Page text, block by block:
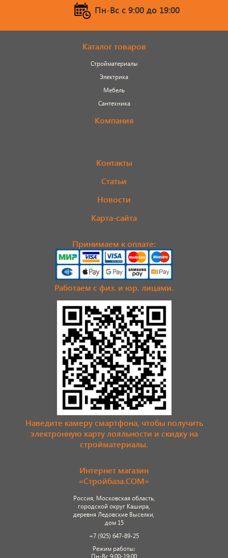
Пн-Вс c 9:00 до 19:00
Каталог товаров
Стройматериалы
Электрика
Мебель
Сантехника
Компания
Контакты
Статьи
Новости
Карта-сайта
Принимаем к оплате:
Работаем с физ. и юр. лицами.
Наведите камеру смартфона, чтобы получить
электронную карту лояльности и скидку на
стройматериалы.
Интернет магазин
«Стройбаза.COM»
Россия, Московская область,
городской округ Кашира,
деревня Ледовские Выселки,
дом 15
+7 (925) 647-89-25
Режим работы:
Пн-Вс 9:00-19:00